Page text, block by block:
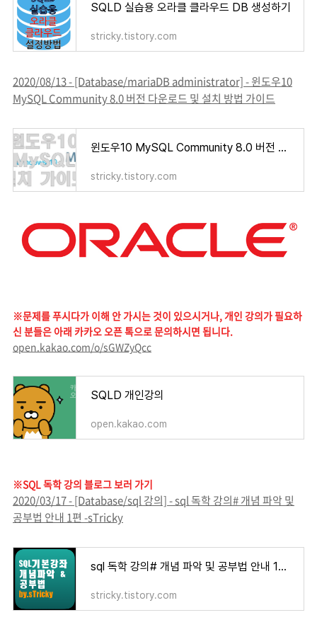
SQLD 실습용 오라클 클라우드 DB 생성하기
stricky.tistory.com
2020/08/13 - [Database/mariaDB administrator] - 윈도우10
MySQL Community 8.0 버전 다운로드 및 설치 방법 가이드
윈도우10 MySQL Community 8.0 버전 다운로드 및 설치 방법 가이드
stricky.tistory.com
※문제를 푸시다가 이해 안 가시는 것이 있으시거나, 개인 강의가 필요하
신 분들은 아래 카카오 오픈 톡으로 문의하시면 됩니다.
open.kakao.com/o/sGWZyQcc
SQLD 개인강의
open.kakao.com
※SQL 독학 강의 블로그 보러 가기
2020/03/17 - [Database/sql 강의] - sql 독학 강의# 개념 파악 및
공부법 안내 1편 -sTricky
sql 독학 강의# 개념 파악 및 공부법 안내 1편 -sTricky
stricky.tistory.com